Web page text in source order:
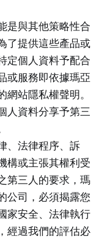
是與其他策略性合
了提供這些產品或
定個人資料予配合
或服務即依據瑪亞
站隱私權聲明。
人資料分享予第三
、法律程序、訴
構或主張其權利受
第三人的要求，瑪
公司，必須揭露您
家安全、法律執行
經過我們的評估必